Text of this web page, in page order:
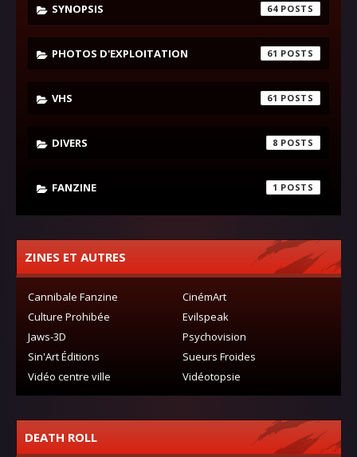
SYNOPSIS 64
PHOTOS D'EXPLOITATION 61
VHS 61
DIVERS 8
FANZINE 1
ZINES ET AUTRES
Cannibale Fanzine
CinémArt
Culture Prohibée
Evilspeak
Jaws-3D
Psychovision
Sin'Art Éditions
Sueurs Froides
Vidéo centre ville
Vidéotopsie
DEATH ROLL